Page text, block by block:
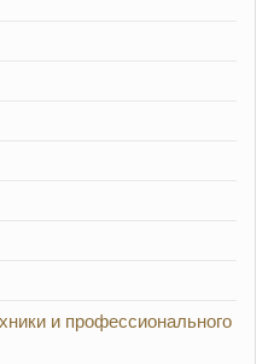
и профессионального